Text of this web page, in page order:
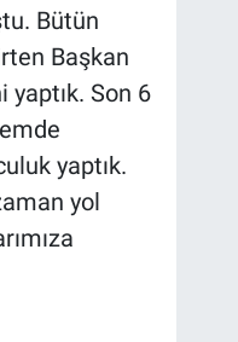
Bütün
Başkan
yaptık. Son 6
yaptık.
yol